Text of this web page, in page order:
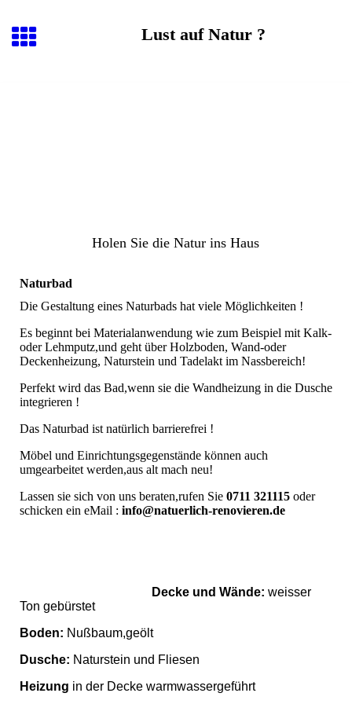
Lust auf Natur ?
Holen Sie die Natur ins Haus
Naturbad
Die Gestaltung eines Naturbads hat viele Möglichkeiten !
Es beginnt bei Materialanwendung wie zum Beispiel mit Kalk-
oder Lehmputz,und geht über Holzboden, Wand-oder
Deckenheizung, Naturstein und Tadelakt im Nassbereich!
Perfekt wird das Bad,wenn sie die Wandheizung in die Dusche
integrieren !
Das Naturbad ist natürlich barrierefrei !
Möbel und Einrichtungsgegenstände können auch
umgearbeitet werden,aus alt mach neu!
Lassen sie sich von uns beraten,rufen Sie 0711 321115 oder
schicken ein eMail : info@natuerlich-renovieren.de
Decke und Wände: weisser
Ton gebürstet
Boden: Nußbaum,geölt
Dusche: Naturstein und Fliesen
Heizung in der Decke warmwassergeführt